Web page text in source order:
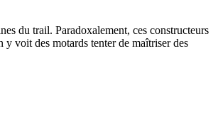
du trail. Paradoxalement, ces constructeurs
voit des motards tenter de maîtriser des